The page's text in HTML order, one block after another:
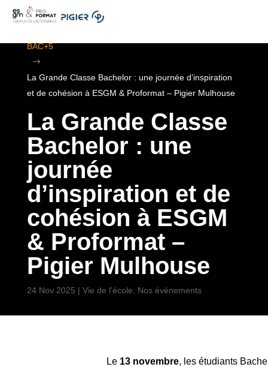
BAC+5
$
La Grande Classe Bachelor : une journée d’inspiration
et de cohésion à ESGM & Proformat – Pigier Mulhouse
La Grande Classe
Bachelor : une
journée
d’inspiration et de
cohésion à ESGM
& Proformat –
Pigier Mulhouse
24 Nov 2025 | Vie de l'école Nos événements
Le 13 novembre, les étudiants